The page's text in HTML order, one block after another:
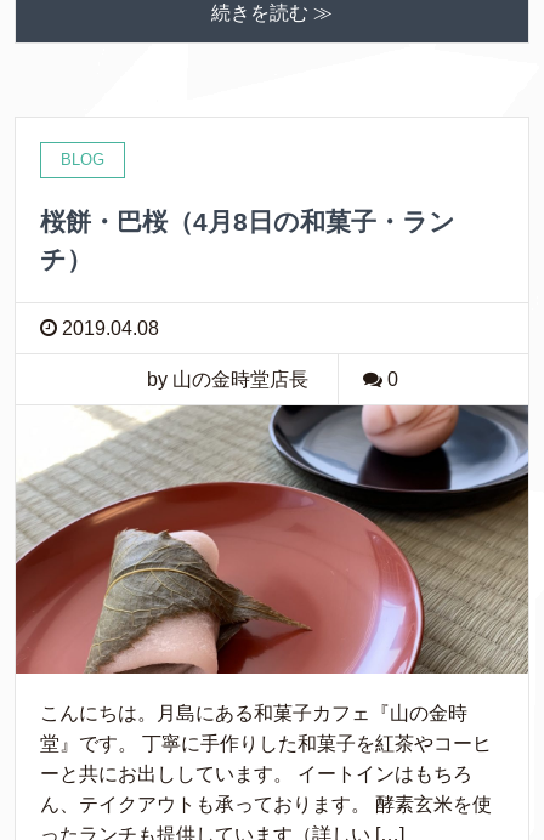
続きを読む ≫
BLOG
桜餅・巴桜（4月8日の和菓子・ラン
チ）
2019.04.08
by 山の金時堂店長 0
こんにちは。月島にある和菓子カフェ『山の金時
堂』です。 丁寧に手作りした和菓子を紅茶やコーヒ
ーと共にお出ししています。 イートインはもちろ
ん、テイクアウトも承っております。 酵素玄米を使
ったランチも提供しています（詳しい […]